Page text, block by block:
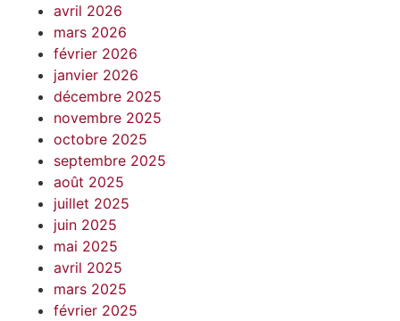
avril 2026
mars 2026
février 2026
janvier 2026
décembre 2025
novembre 2025
octobre 2025
septembre 2025
août 2025
juillet 2025
juin 2025
mai 2025
avril 2025
mars 2025
février 2025